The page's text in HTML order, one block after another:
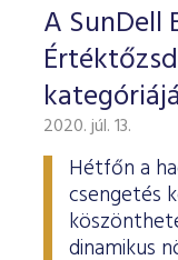
A SunDell
2020. júl. 13.
Hétfőn a
csengetés
dinamikus